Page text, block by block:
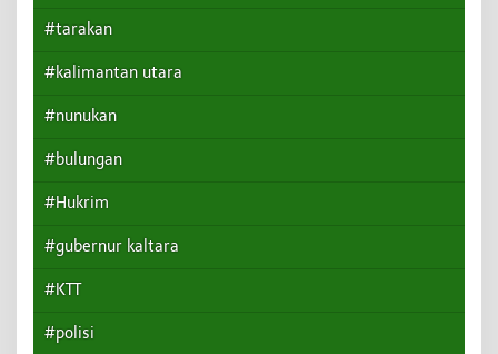
#tarakan
#kalimantan utara
#nunukan
#bulungan
#Hukrim
#gubernur kaltara
#KTT
#polisi